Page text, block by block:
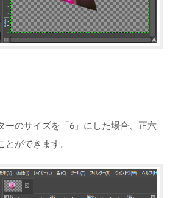
ーのサイズを「6」にした場合、正六
ができます。